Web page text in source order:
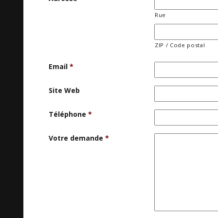
Rue
ZIP / Code postal
Email *
Site Web
Téléphone *
Votre demande *